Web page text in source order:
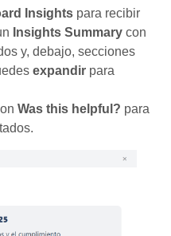
Insights para recibir
Insights Summary con
y, debajo, secciones
expandir para
Was this helpful? para